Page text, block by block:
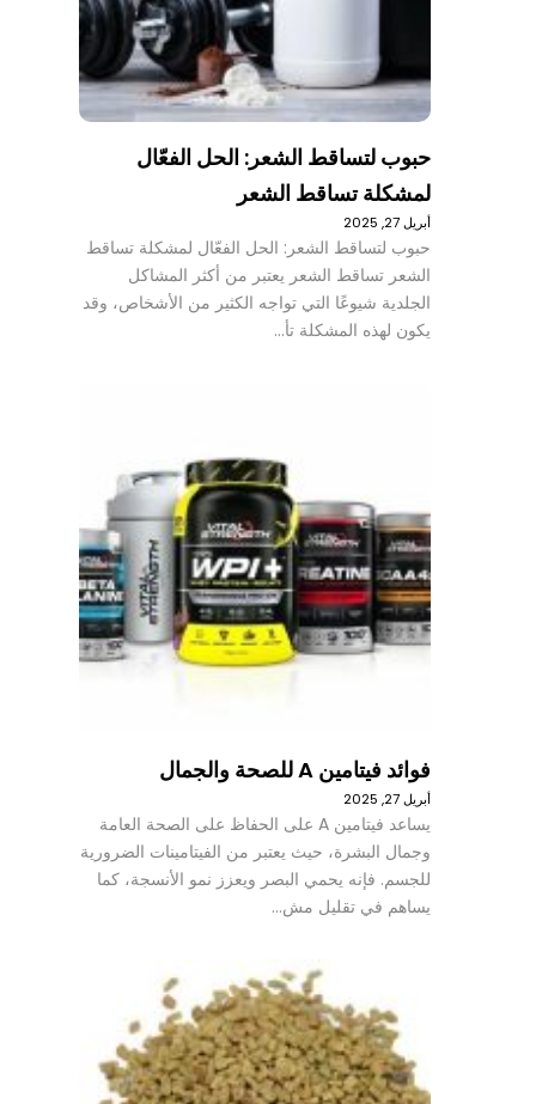
حبوب لتساقط الشعر: الحل الفعّال
لمشكلة تساقط الشعر
أبريل 27, 2025
حبوب لتساقط الشعر: الحل الفعّال لمشكلة تساقط
الشعر تساقط الشعر يعتبر من أكثر المشاكل
الجلدية شيوعًا التي تواجه الكثير من الأشخاص، وقد
يكون لهذه المشكلة تأ…
فوائد فيتامين A للصحة والجمال
أبريل 27, 2025
يساعد فيتامين A على الحفاظ على الصحة العامة
وجمال البشرة، حيث يعتبر من الفيتامينات الضرورية
للجسم. فإنه يحمي البصر ويعزز نمو الأنسجة، كما
يساهم في تقليل مش…